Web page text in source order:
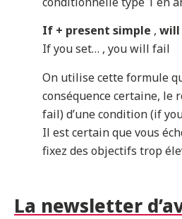
If + present simple , will
If you set… , you will fail
On utilise cette formule
conséquence certaine, le
fail) d’une condition (if
Il est certain que vous
fixez des objectifs trop
La newsletter